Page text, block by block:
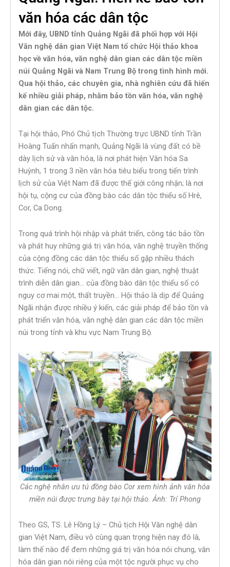
văn hóa các dân tộc
Mới đây, UBND tỉnh Quảng Ngãi đã phối hợp với Hội
Văn nghệ dân gian Việt Nam tổ chức Hội thảo khoa
học về văn hóa, văn nghệ dân gian các dân tộc miền
núi Quảng Ngãi và Nam Trung Bộ trong tình hình mới.
Qua hội thảo, các chuyên gia, nhà nghiên cứu đã hiến
kế nhiều giải pháp, nhằm bảo tồn văn hóa, văn nghệ
dân gian các dân tộc.
Tại hội thảo, Phó Chủ tịch Thường trực UBND tỉnh Trần
Hoàng Tuấn nhấn mạnh, Quảng Ngãi là vùng đất có bề
dày lịch sử và văn hóa, là nơi phát hiện Văn hóa Sa
Huỳnh, 1 trong 3 nền văn hóa tiêu biểu trong tiến trình
lịch sử của Việt Nam đã được thế giới công nhận; là nơi
hội tụ, cộng cư của đồng bào các dân tộc thiểu số Hrê,
Cor, Ca Dong.
Trong quá trình hội nhập và phát triển, công tác bảo tồn
và phát huy những giá trị văn hóa, văn nghệ truyền thống
của cộng đồng các dân tộc thiểu số gặp nhiều thách
thức. Tiếng nói, chữ viết, ngữ văn dân gian, nghệ thuật
trình diễn dân gian… của đồng bào dân tộc thiểu số có
nguy cơ mai một, thất truyền… Hội thảo là dịp để Quảng
Ngãi nhận được nhiều ý kiến, các giải pháp để bảo tồn và
phát triển văn hóa, văn nghệ dân gian các dân tộc miền
núi trong tỉnh và khu vực Nam Trung Bộ.
Các nghệ nhân ưu tú đồng bào Cor xem hình ảnh văn hóa
miền núi được trưng bày tại hội thảo. Ảnh: Trí Phong
Theo GS, TS. Lê Hồng Lý – Chủ tịch Hội Văn nghệ dân
gian Việt Nam, điều vô cùng quan trọng hiện nay đó là,
làm thế nào để đem những giá trị văn hóa nói chung, văn
hóa dân gian nói riêng của một tộc người phục vụ cho